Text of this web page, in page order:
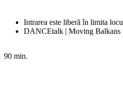
Intrarea este liberă în limita
DANCEtalk | Moving Balkans
90 min.